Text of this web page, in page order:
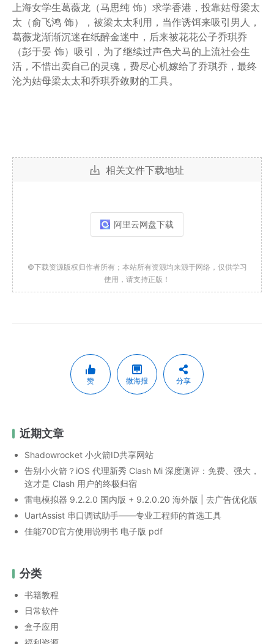
上海女学生葛薇龙（马思纯 饰）求学香港，投靠姑母梁太
太（俞飞鸿 饰），被梁太太利用，当作诱饵来吸引男人，
葛薇龙渐渐沉迷在纸醉金迷中，后来被花花公子乔琪乔
（彭于晏 饰）吸引，为了继续过声色犬马的上流社会生
活，不惜出卖自己的灵魂，费尽心机嫁给了乔琪乔，最终
沦为姑母梁太太和乔琪乔敛财的工具。
相关文件下载地址
阿里云网盘下载
©下载资源版权归作者所有；本站所有资源均来源于网络，仅供学习
使用，请支持正版！
赞 微海报 分享
近期文章
Shadowrocket 小火箭ID共享网站
告别小火箭？iOS 代理新秀 Clash Mi 深度测评：免费、强大，
这才是 Clash 用户的终极归宿
雷电模拟器 9.2.2.0 国内版 + 9.2.0.20 海外版 | 去广告优化版
UartAssist 串口调试助手——专业工程师的首选工具
佳能70D官方使用说明书 电子版 pdf
分类
书籍教程
日常软件
盒子应用